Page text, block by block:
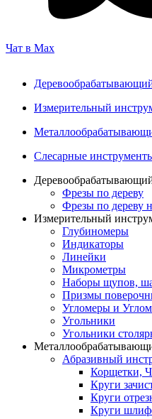
Чат в Max
Измерительный
Слесарные
Фрезы по дереву
Фрезы по дереву
Измерительный
Глубиномеры
Индикаторы
Линейки
Микрометры
Наборы щупов,
Призмы
Угломеры и
Угольники
Угольники
Абразивный
Корщетки,
Круги
Круги
Круги